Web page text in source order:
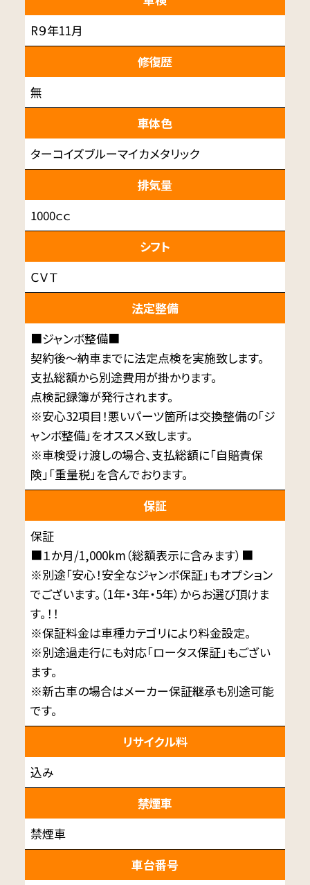
R９年11月
修復歴
無
車体色
ターコイズブルーマイカメタリック
排気量
1000ｃｃ
シフト
ＣＶＴ
法定整備
■ジャンボ整備■
契約後～納車までに法定点検を実施致します。
支払総額から別途費用が掛かります。
点検記録簿が発行されます。
※安心32項目！悪いパーツ箇所は交換整備の「ジ
ャンボ整備」をオススメ致します。
※車検受け渡しの場合、支払総額に「自賠責保
険」「重量税」を含んでおります。
保証
保証
■１か月/1,000km（総額表示に含みます）■
※別途「安心！安全なジャンボ保証」もオプション
でございます。（1年・3年・5年）からお選び頂けま
す。！！
※保証料金は車種カテゴリにより料金設定。
※別途過走行にも対応「ロータス保証」もござい
ます。
※新古車の場合はメーカー保証継承も別途可能
です。
リサイクル料
込み
禁煙車
禁煙車
車台番号